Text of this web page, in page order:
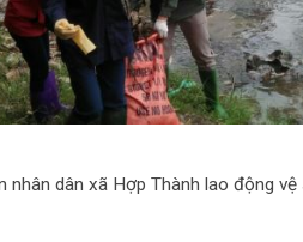
nhân dân xã Hợp Thành lao động